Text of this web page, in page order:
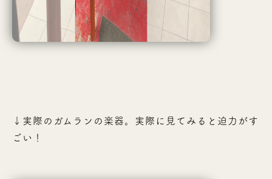
↓実際のガムランの楽器。実際に見てみると迫力がす
ごい！